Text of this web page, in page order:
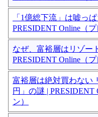
「1億総下流」は嘘っ
PRESIDENT Online（
なぜ、富裕層はリゾー
PRESIDENT Online（
富裕層は絶対買わない
円」の謎 |
ン）